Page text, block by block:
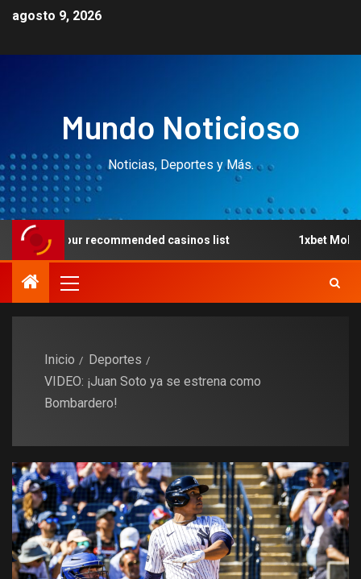
agosto 9, 2026
Mundo Noticioso
Noticias, Deportes y Más.
recommended casinos list 1xbet Mobil İndir:
Inicio
Deportes
VIDEO: ¡Juan Soto ya se estrena como
Bombardero!